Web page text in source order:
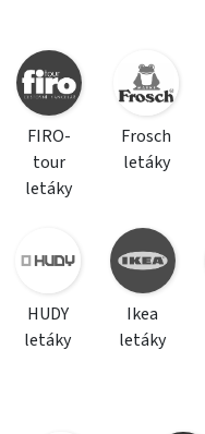
FIRO-
tour
letáky
Frosch
letáky
HUDY
letáky
Ikea
letáky